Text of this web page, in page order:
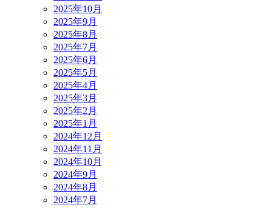
2025年10月
2025年9月
2025年8月
2025年7月
2025年6月
2025年5月
2025年4月
2025年3月
2025年2月
2025年1月
2024年12月
2024年11月
2024年10月
2024年9月
2024年8月
2024年7月